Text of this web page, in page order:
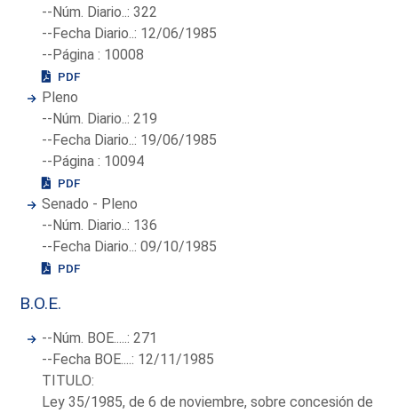
--Núm. Diario..: 322
--Fecha Diario..: 12/06/1985
--Página : 10008
PDF
Pleno
--Núm. Diario..: 219
--Fecha Diario..: 19/06/1985
--Página : 10094
PDF
Senado - Pleno
--Núm. Diario..: 136
--Fecha Diario..: 09/10/1985
PDF
B.O.E.
--Núm. BOE.....: 271
--Fecha BOE....: 12/11/1985
TITULO:
Ley 35/1985, de 6 de noviembre, sobre concesión de